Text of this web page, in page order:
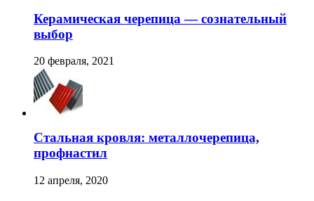
Керамическая черепица — сознательный
выбор
20 февраля, 2021
Стальная кровля: металлочерепица,
профнастил
12 апреля, 2020